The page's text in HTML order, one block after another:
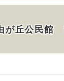
が丘公民館